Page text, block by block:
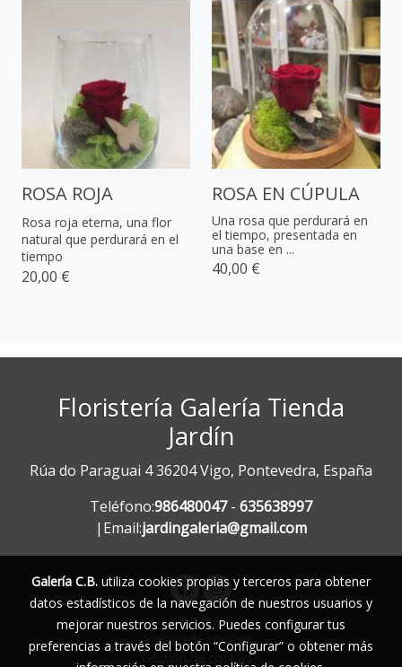
ROSA ROJA
Rosa roja eterna, una flor
natural que perdurará en el
tiempo
20,00 €
ROSA EN CÚPULA
Una rosa que perdurará en
el tiempo, presentada en
una base en ...
40,00 €
Floristería Galería Tienda
Jardín
Rúa do Paraguai 4 36204 Vigo, Pontevedra, España
Teléfono:986480047- 635638997
|Email:jardingaleria@gmail.com
Aviso legal
Política de cookies
Gestión de cookies
Galería C.B. utiliza cookies propias y terceros para obtener
datos estadísticos de la navegación de nuestros usuarios y
mejorar nuestros servicios. Puedes configurar tus
preferencias a través del botón “Configurar” o obtener más